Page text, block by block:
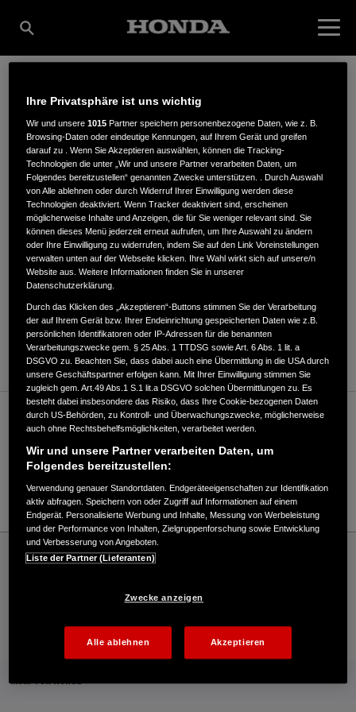
TIEROCK & HIRTH
MOTORGERÄTE GMBH
Leunastraße 67,22761,Hamburg
ANFAHRTSBESCHREIBUNG ANFORDERN
WEBSITE
Verkauf / Kundendienst
040/858825
E-Mail
Honda
Rasen und Garten
Tierock & Hirth Motorgeräte GmbH - Rasen und Garten – Honda - HONDA
Mehr von Honda
Ihre Privatsphäre ist uns wichtig
Wir und unsere1015 Partner speichern personenbezogene Daten, wie z. B.
Browsing-Daten oder eindeutige Kennungen, auf Ihrem Gerät und greifen
darauf zu . Wenn Sie Akzeptieren auswählen, können die Tracking-
Technologien die unter „Wir und unsere Partner verarbeiten Daten, um
Folgendes bereitzustellen“ genannten Zwecke unterstützen. . Durch Auswahl
von Alle ablehnen oder durch Widerruf Ihrer Einwilligung werden diese
Technologien deaktiviert. Wenn Tracker deaktiviert sind, erscheinen
möglicherweise Inhalte und Anzeigen, die für Sie weniger relevant sind. Sie
können dieses Menü jederzeit erneut aufrufen, um Ihre Auswahl zu ändern
oder Ihre Einwilligung zu widerrufen, indem Sie auf den Link Voreinstellungen
verwalten unten auf der Webseite klicken. Ihre Wahl wirkt sich auf unsere/n
Website aus. Weitere Informationen finden Sie in unserer
Datenschutzerklärung.
Durch das Klicken des „Akzeptieren“-Buttons stimmen Sie der Verarbeitung
der auf Ihrem Gerät bzw. Ihrer Endeinrichtung gespeicherten Daten wie z.B.
persönlichen Identifikatoren oder IP-Adressen für die benannten
Verarbeitungszwecke gem. § 25 Abs. 1 TTDSG sowie Art. 6 Abs. 1 lit. a
DSGVO zu. Beachten Sie, dass dabei auch eine Übermittlung in die USA durch
unsere Geschäftspartner erfolgen kann. Mit Ihrer Einwilligung stimmen Sie
zugleich gem. Art.49 Abs.1 S.1 lit.a DSGVO solchen Übermittlungen zu. Es
besteht dabei insbesondere das Risiko, dass Ihre Cookie-bezogenen Daten
durch US-Behörden, zu Kontroll- und Überwachungszwecke, möglicherweise
auch ohne Rechtsbehelfsmöglichkeiten, verarbeitet werden.
Wir und unsere Partner verarbeiten Daten, um
Folgendes bereitzustellen:
Verwendung genauer Standortdaten. Endgeräteeigenschaften zur Identifikation
aktiv abfragen. Speichern von oder Zugriff auf Informationen auf einem
Endgerät. Personalisierte Werbung und Inhalte, Messung von Werbeleistung
und der Performance von Inhalten, Zielgruppenforschung sowie Entwicklung
und Verbesserung von Angeboten.
Liste der Partner (Lieferanten)
Zwecke anzeigen
Alle ablehnen Akzeptieren